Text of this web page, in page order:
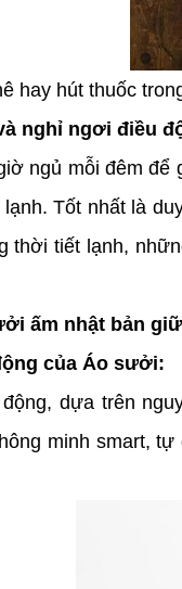
hay hút thuốc
nghỉ ngơi điều
ngủ mỗi đêm
Tốt nhất là
thời tiết lạnh,
ấm nhật bản
của Áo sưởi:
dựa trên
minh smart,